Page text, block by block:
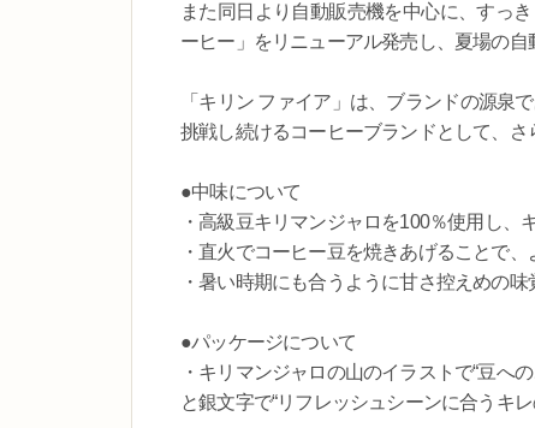
また同日より自動販売機を中心に、すっ
ーヒー」をリニューアル発売し、夏場の自
「キリン ファイア」は、ブランドの源泉
挑戦し続けるコーヒーブランドとして、さ
●中味について
・高級豆キリマンジャロを100％使用し、
・直火でコーヒー豆を焼きあげることで
・暑い時期にも合うように甘さ控えめの味
●パッケージについて
・キリマンジャロの山のイラストで“豆へ
と銀文字で“リフレッシュシーンに合うキ